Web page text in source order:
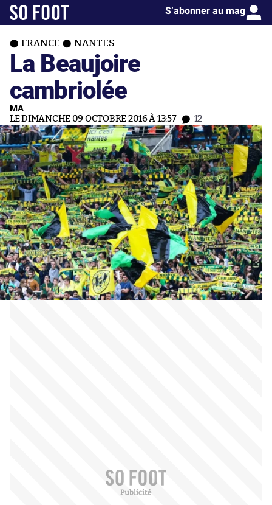
S’abonner au mag
FRANCE NANTES
La Beaujoire
cambriolée
MA
LE DIMANCHE 09 OCTOBRE 2016 À 13:57 12